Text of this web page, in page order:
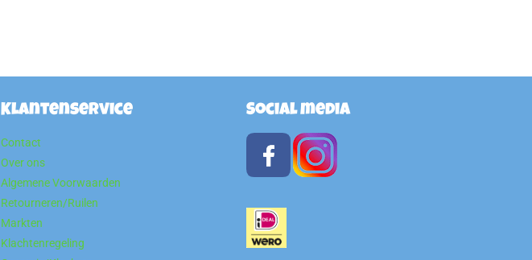
Klantenservice
Contact
Over ons
Algemene Voorwaarden
Retourneren/Ruilen
Markten
Klachtenregeling
Social media